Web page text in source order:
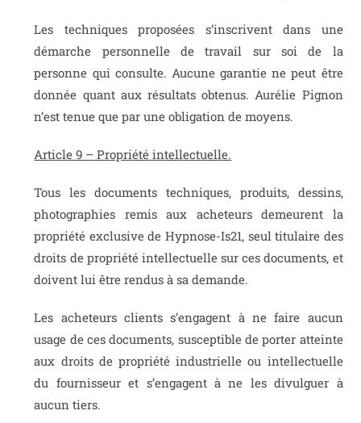
Les techniques proposées s’inscrivent dans une
démarche personnelle de travail sur soi de la
personne qui consulte. Aucune garantie ne peut être
donnée quant aux résultats obtenus. Aurélie Pignon
n’est tenue que par une obligation de moyens.
Article 9 – Propriété intellectuelle.
Tous les documents techniques, produits, dessins,
photographies remis aux acheteurs demeurent la
propriété exclusive de Hypnose-Is21, seul titulaire des
droits de propriété intellectuelle sur ces documents, et
doivent lui être rendus à sa demande.
Les acheteurs clients s’engagent à ne faire aucun
usage de ces documents, susceptible de porter atteinte
aux droits de propriété industrielle ou intellectuelle
du fournisseur et s’engagent à ne les divulguer à
aucun tiers.